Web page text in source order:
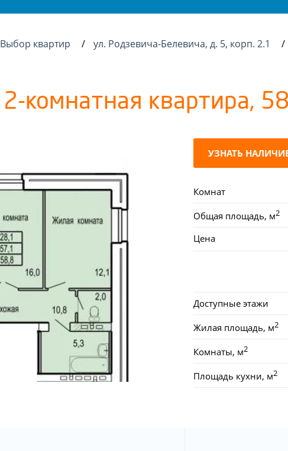
Выбор квартир ул. Родзевича-Белевича, д. 5, корп. 2.1
2-комнатная квартира,
УЗНАТЬ
Комнат
Общая площадь, м2
Цена
Доступные этажи
Жилая площадь, м2
Комнаты, м2
Площадь кухни, м2